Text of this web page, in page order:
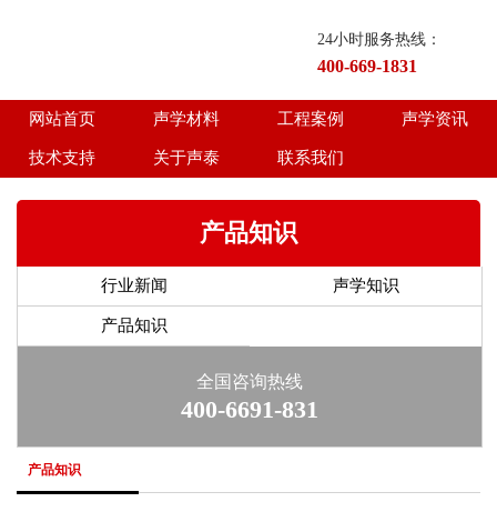
24小时服务热线：
400-669-1831
网站首页 声学材料 工程案例 声学资讯
技术支持 关于声泰 联系我们
产品知识
行业新闻 声学知识
产品知识
全国咨询热线
400-6691-831
产品知识